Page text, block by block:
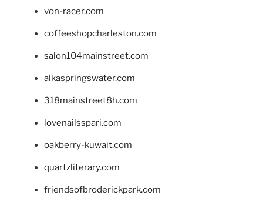
von-racer.com
coffeeshopcharleston.com
salon104mainstreet.com
alkaspringswater.com
318mainstreet8h.com
lovenailsspari.com
oakberry-kuwait.com
quartzliterary.com
friendsofbroderickpark.com